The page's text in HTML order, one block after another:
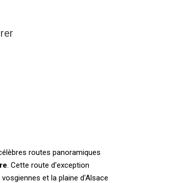
routes panoramiques
. Cette route d'exception
et la plaine d'Alsace